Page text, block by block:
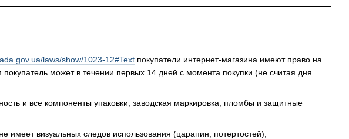
laws/show/1023-12#Text покупатели интернет-магазина имеют право на
может в течении первых 14 дней с момента покупки (не считая дня
и все компоненты упаковки, заводская маркировка, пломбы и защитные
имеет визуальных следов использования (царапин, потертостей);